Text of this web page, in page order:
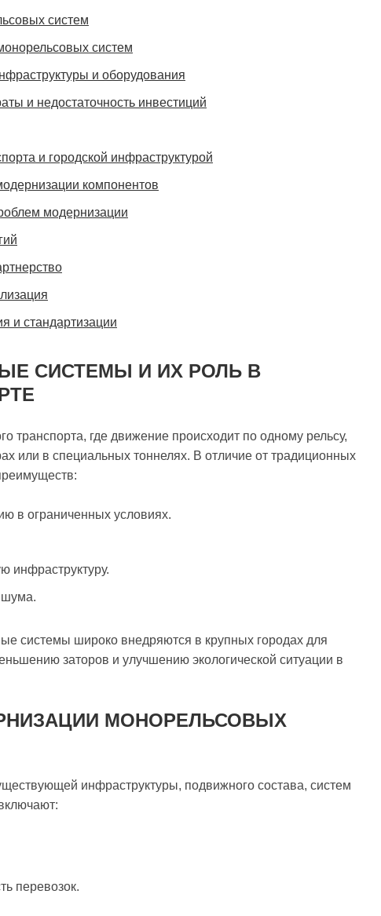
систем
систем
и оборудования
и недостаточность инвестиций
и городской инфраструктурой
компонентов
модернизации
и стандартизации
СИСТЕМЫ И ИХ РОЛЬ В
транспорта, где движение происходит по одному рельсу,
или в специальных тоннелях. В отличие от традиционных
в ограниченных условиях.
инфраструктуру.
шума.
системы широко внедряются в крупных городах для
заторов и улучшению экологической ситуации в
МОНОРЕЛЬСОВЫХ
инфраструктуры, подвижного состава, систем
перевозок.